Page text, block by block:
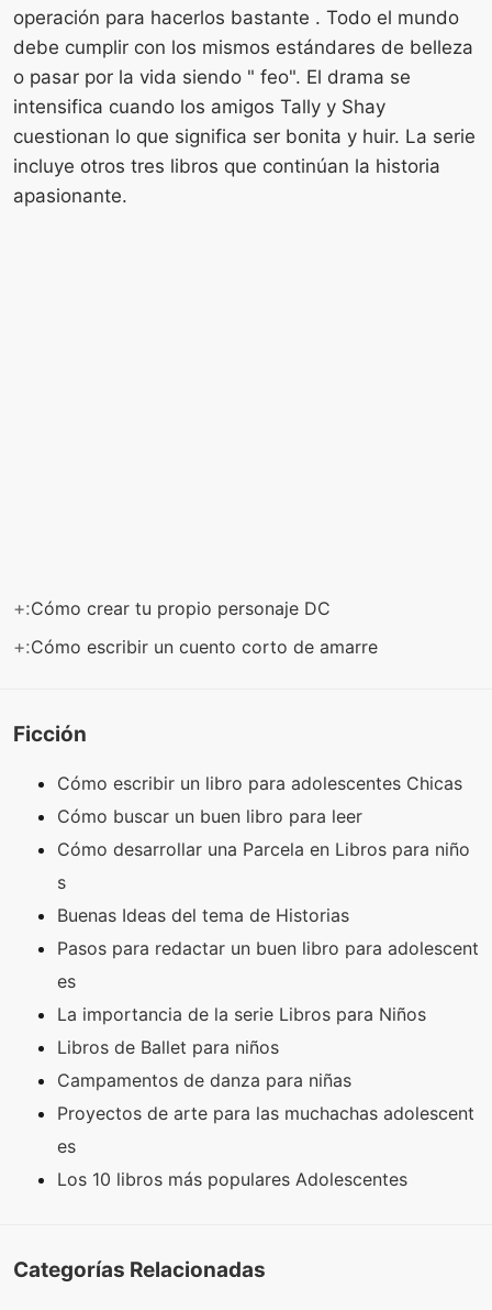
operación para hacerlos bastante . Todo el mundo
debe cumplir con los mismos estándares de belleza
o pasar por la vida siendo " feo". El drama se
intensifica cuando los amigos Tally y Shay
cuestionan lo que significa ser bonita y huir. La serie
incluye otros tres libros que continúan la historia
apasionante.
+:Cómo crear tu propio personaje DC
+:Cómo escribir un cuento corto de amarre
Ficción
Cómo escribir un libro para adolescentes Chicas
Cómo buscar un buen libro para leer
Cómo desarrollar una Parcela en Libros para niño
s
Buenas Ideas del tema de Historias
Pasos para redactar un buen libro para adolescent
es
La importancia de la serie Libros para Niños
Libros de Ballet para niños
Campamentos de danza para niñas
Proyectos de arte para las muchachas adolescent
es
Los 10 libros más populares Adolescentes
Categorías Relacionadas